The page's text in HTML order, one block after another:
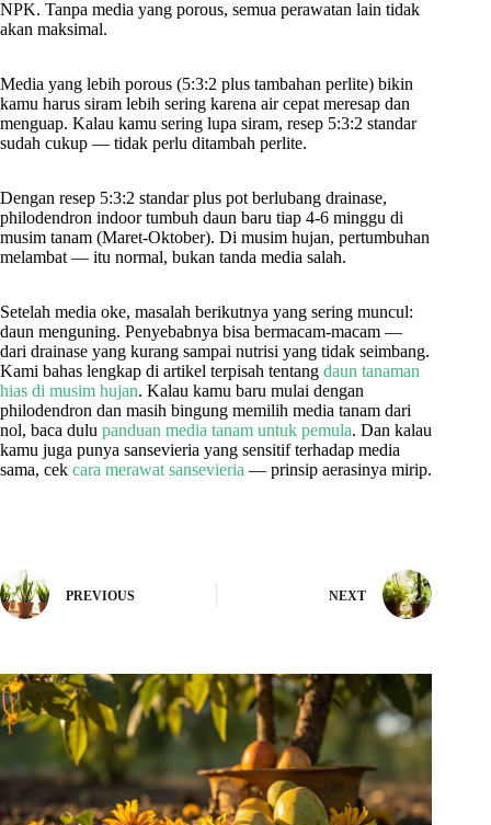
NPK. Tanpa media yang porous, semua perawatan lain tidak
akan maksimal.
Media yang lebih porous (5:3:2 plus tambahan perlite) bikin
kamu harus siram lebih sering karena air cepat meresap dan
menguap. Kalau kamu sering lupa siram, resep 5:3:2 standar
sudah cukup — tidak perlu ditambah perlite.
Dengan resep 5:3:2 standar plus pot berlubang drainase,
philodendron indoor tumbuh daun baru tiap 4-6 minggu di
musim tanam (Maret-Oktober). Di musim hujan, pertumbuhan
melambat — itu normal, bukan tanda media salah.
Setelah media oke, masalah berikutnya yang sering muncul:
daun menguning. Penyebabnya bisa bermacam-macam —
dari drainase yang kurang sampai nutrisi yang tidak seimbang.
Kami bahas lengkap di artikel terpisah tentang daun tanaman
hias di musim hujan. Kalau kamu baru mulai dengan
philodendron dan masih bingung memilih media tanam dari
nol, baca dulu panduan media tanam untuk pemula. Dan kalau
kamu juga punya sansevieria yang sensitif terhadap media
sama, cek cara merawat sansevieria — prinsip aerasinya mirip.
PREVIOUS NEXT